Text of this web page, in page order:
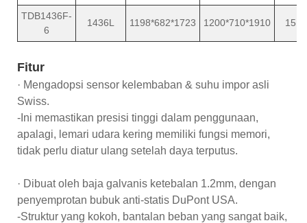
TDB1436F-
6
1436L 1198*682*1723 1200*710*1910 15
Fitur
· Mengadopsi sensor kelembaban & suhu impor asli
Swiss.
-Ini memastikan presisi tinggi dalam penggunaan,
apalagi, lemari udara kering memiliki fungsi memori,
tidak perlu diatur ulang setelah daya terputus.
· Dibuat oleh baja galvanis ketebalan 1.2mm, dengan
penyemprotan bubuk anti-statis DuPont USA.
-Struktur yang kokoh, bantalan beban yang sangat baik,